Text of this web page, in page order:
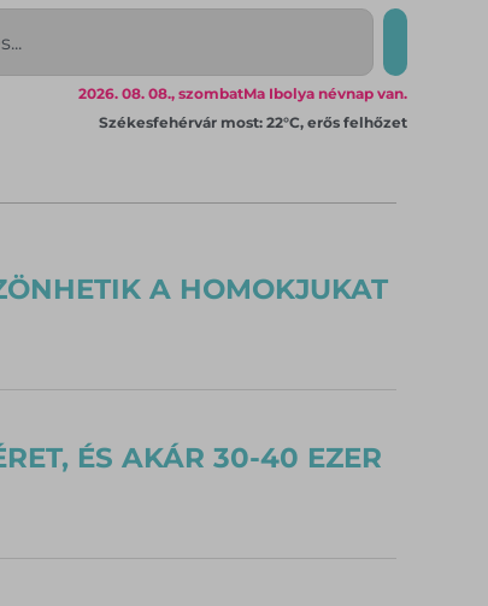
Ma Ibolya névnap van.
2026. 08. 08., szombat
Székesfehérvár most: 22°C, erős felhőzet
A HOMOKJUKAT
ÉS AKÁR 30-40 EZER